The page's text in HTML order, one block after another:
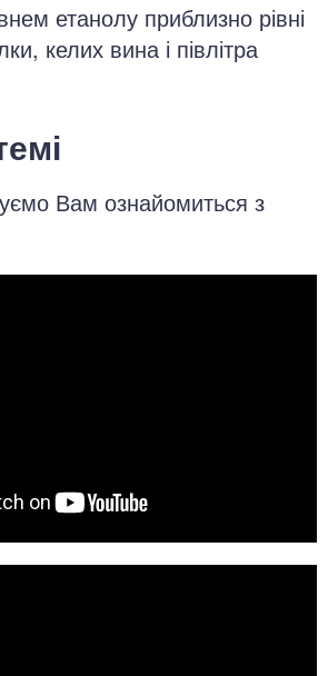
етанолу приблизно рівні
келих вина і півлітра
Вам ознайомиться з